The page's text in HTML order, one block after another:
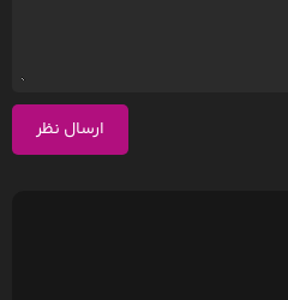
ارسال نظر